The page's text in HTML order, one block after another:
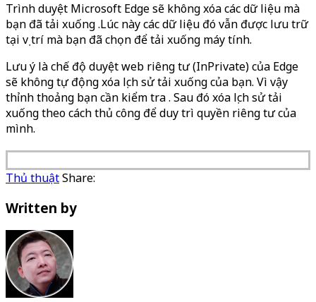
Trình duyệt Microsoft Edge sẽ không xóa các dữ liệu mà
bạn đã tải xuống .Lúc này các dữ liệu đó vẫn được lưu trữ
tại vị trí mà bạn đã chọn để tải xuống máy tính.
Lưu ý là chế độ duyệt web riêng tư (InPrivate) của Edge
sẽ không tự động xóa lịch sử tải xuống của bạn. Vì vậy
thỉnh thoảng bạn cần kiểm tra . Sau đó xóa lịch sử tải
xuống theo cách thủ công để duy trì quyền riêng tư của
mình.
Thủ thuậtShare:
Written by